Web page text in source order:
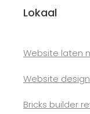
Lokaal
Website laten
Website
Bricks builder